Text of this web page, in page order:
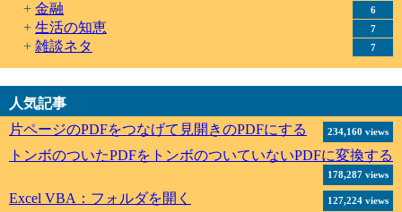
金融 6
生活の知恵 7
雑談ネタ 7
人気記事
片ページのPDFをつなげて見開きのPDFにする
234,160 views
トンボのついたPDFをトンボのついていないPDFに変換する
178,287 views
Excel VBA：フォルダを開く 127,224 views